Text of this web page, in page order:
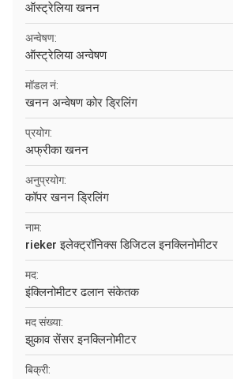
ऑस्ट्रेलिया खनन
अन्वेषण:
ऑस्ट्रेलिया अन्वेषण
मॉडल नं:
खनन अन्वेषण कोर ड्रिलिंग
प्रयोग:
अफ्रीका खनन
अनुप्रयोग:
कॉपर खनन ड्रिलिंग
नाम:
rieker इलेक्ट्रॉनिक्स डिजिटल इनक्लिनोमीटर
मद:
इंक्लिनोमीटर ढलान संकेतक
मद संख्या:
झुकाव सेंसर इनक्लिनोमीटर
बिक्री: